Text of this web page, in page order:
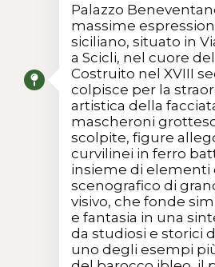
Palazzo
massime
siciliano, situato in
a Scicli, nel cuore
Costruito nel XVIII
colpisce per la
artistica della
mascheroni
scolpite, figure
curvilinei in ferro
insieme di elementi
scenografico di
visivo, che fonde
e fantasia in una
da studiosi e storici
uno degli esempi